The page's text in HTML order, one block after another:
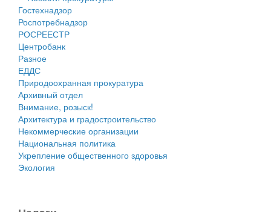
Собрание депутатов
Городское поселение
Сельские поселения
Гостехнадзор
Роспотребнадзор
РОСРЕЕСТР
Центробанк
Разное
ЕДДС
Природоохранная прокуратура
Архивный отдел
Внимание, розыск!
Архитектура и градостроительство
Некоммерческие организации
Национальная политика
Укрепление общественного здоровья
Экология